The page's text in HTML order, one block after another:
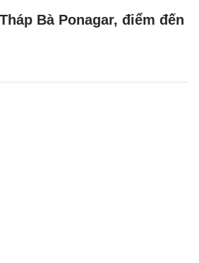
Bà Ponagar, điểm đến